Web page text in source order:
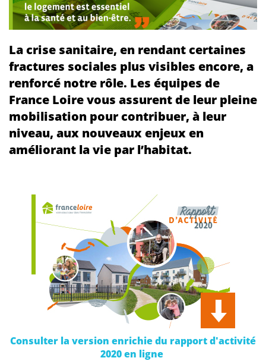
La crise sanitaire, en rendant certaines
fractures sociales plus visibles encore, a
renforcé notre rôle. Les équipes de
France Loire vous assurent de leur pleine
mobilisation pour contribuer, à leur
niveau, aux nouveaux enjeux en
améliorant la vie par l’habitat.
Consulter la version enrichie du rapport d'activité
2020 en ligne